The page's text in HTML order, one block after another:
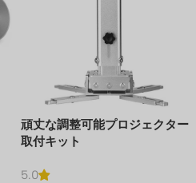
頑丈な調整可能プロジェクター
取付キット
5.0